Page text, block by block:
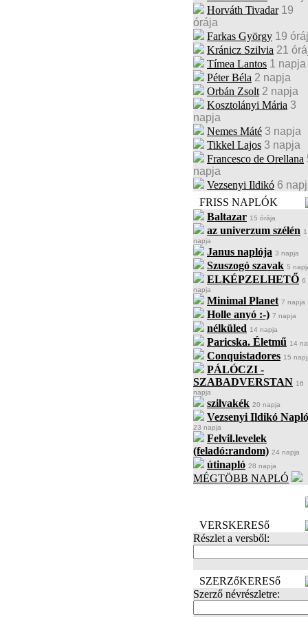
Horváth Tivadar 19
órája
Farkas György 19
Kránicz Szilvia 21
Tímea Lantos 1 napja
Péter Béla 2 napja
Orbán Zsolt 2 napja
Kosztolányi Mária 3
napja
Nemes Máté 3 napja
Tikkel Lajos 3 napja
Francesco de Orellana
napja
Vezsenyi Ildikó 6
FRISS NAPLÓK
Baltazar 15 órája
az univerzum szélén 1
napja
Janus naplója 3 napja
Szuszogó szavak 5
ELKÉPZELHETŐ 6
napja
Minimal Planet 7 napja
Holle anyó :-) 7 napja
nélküled 14 napja
Paricska. Életmű 14
Conquistadores 15
PÁLÓCZI -
SZABADVERSTAN 16
napja
szilvakék 20 napja
Vezsenyi Ildikó
23 napja
Felvil.levelek
(feladó:random) 24 napja
útinapló 28 napja
MÉGTÖBB NAPLÓ
VERSKERESő
Részlet a versből:
SZERZőKERESő
Szerző névrészletre: